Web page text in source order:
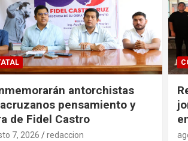
IMSS Veracruz Sur
de cirugía de cataratas
HGZ No. 8 de Córdoba
7, 2026 redaccion